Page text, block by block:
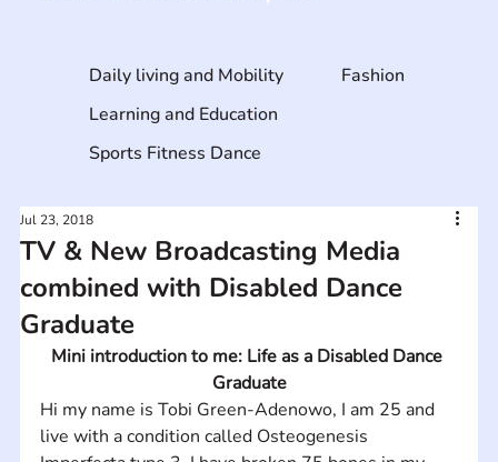
TV & New Broadcasting Media
combined with Disabled Dance
Graduate
Jul 23, 2018
Mini introduction to me: Life as a Disabled Dance
Graduate
Hi my name is Tobi Green-Adenowo, I am 25 and
live with a condition called Osteogenesis
Daily living and Mobility
Fashion
Learning and Education
Sports Fitness Dance